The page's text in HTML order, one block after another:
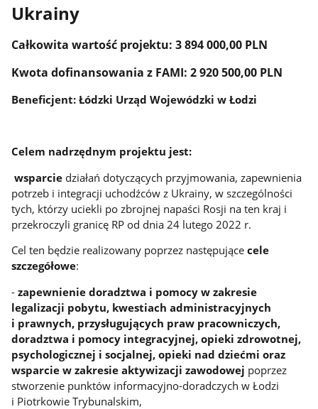
Ukrainy
Całkowita wartość projektu: 3 894 000,00 PLN
Kwota dofinansowania z FAMI:2 920 500,00 PLN
Beneficjent: Łódzki Urząd Wojewódzki w Łodzi
Celem nadrzędnym projektu jest:
wsparcie działań dotyczących przyjmowania, zapewnienia
potrzeb i integracji uchodźców z Ukrainy, w szczególności
tych, którzy uciekli po zbrojnej napaści Rosji na ten kraj i
przekroczyli granicę RP od dnia 24 lutego 2022 r.
Cel ten będzie realizowany poprzez następującecele
szczegółowe:
-zapewnienie doradztwa i pomocy w zakresie
legalizacji pobytu, kwestiach administracyjnych
i prawnych, przysługujących praw pracowniczych,
doradztwa i pomocy integracyjnej, opieki zdrowotnej,
psychologicznej i socjalnej, opieki nad dziećmi oraz
wsparcie w zakresie aktywizacji zawodowej poprzez
stworzenie punktów informacyjno-doradczych w Łodzi
i Piotrkowie Trybunalskim,